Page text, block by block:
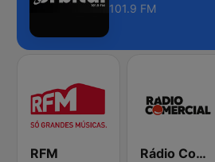
101.9 FM
RFM Rádio Comercial